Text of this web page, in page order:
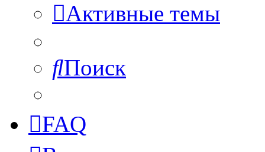
Активные темы
Поиск
FAQ